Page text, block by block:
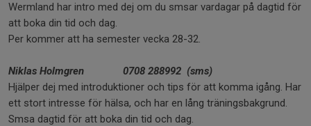
Wermland har intro med dej om du smsar vardagar på dagtid för
att boka din tid och dag.
Per kommer att ha semester vecka 28-32.
Niklas Holmgren 0708 288992 (sms)
Hjälper dej med introduktioner och tips för att komma igång. Har
ett stort intresse för hälsa, och har en lång träningsbakgrund.
Smsa dagtid för att boka din tid och dag.